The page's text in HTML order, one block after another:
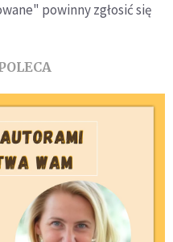
powinny zgłosić się